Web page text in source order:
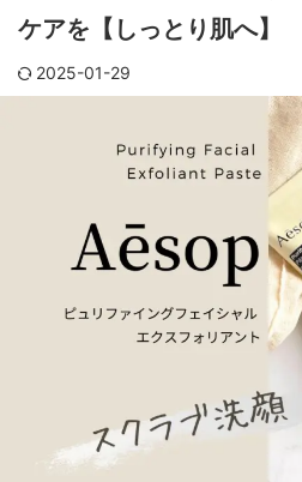
ケアを【しっとり肌へ】
2025-01-29